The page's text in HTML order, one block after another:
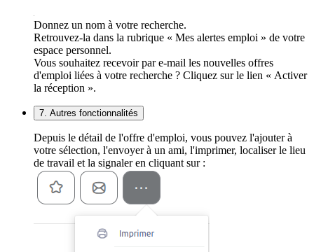
Donnez un nom à votre recherche.
Retrouvez-la dans la rubrique « Mes alertes emploi » de votre
espace personnel.
Vous souhaitez recevoir par e-mail les nouvelles offres
d'emploi liées à votre recherche ? Cliquez sur le lien « Activer
la réception ».
7. Autres fonctionnalités
Depuis le détail de l'offre d'emploi, vous pouvez l'ajouter à
votre sélection, l'envoyer à un ami, l'imprimer, localiser le lieu
de travail et la signaler en cliquant sur :